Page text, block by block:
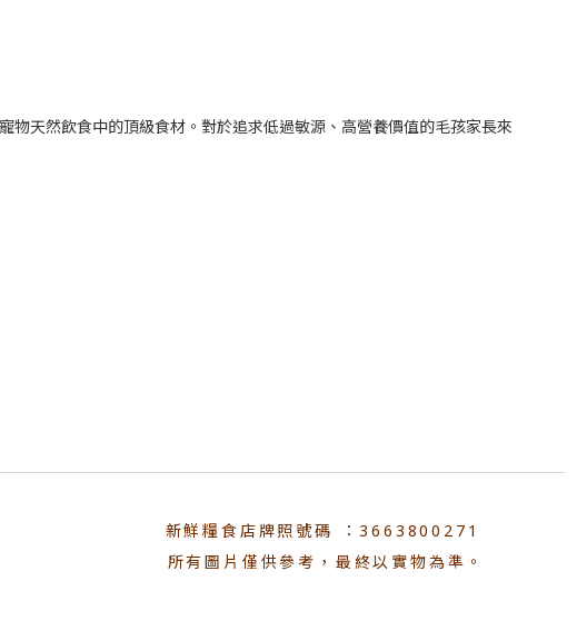
物天然飲食中的頂級食材。對於追求低過敏源、高營養價值的毛孩家長來
新鮮糧食店牌照號碼 ：3663800271
所有圖片僅供參考，最終以實物為準。